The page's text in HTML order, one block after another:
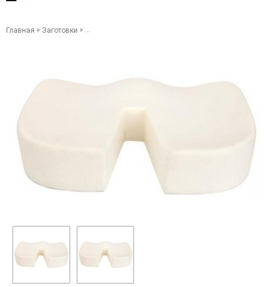
Главная » Заготовки » Заготовка подушки для сидения — MemorySleep